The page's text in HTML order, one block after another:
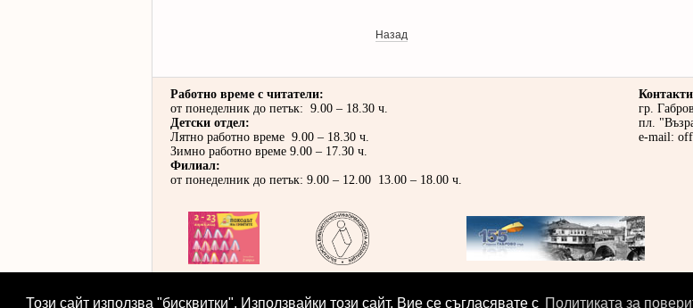
Този сайт използва "бисквитки". Използвайки този сайт, Вие се съгласявате с Политиката за
Назад
Работно време с читатели:
от понеделник до петък: 9.00 – 18.30 ч.
Детски отдел:
Лятно работно време 9.00 – 18.30 ч.
Зимно работно време 9.00 – 17.30 ч.
Филиал:
от понеделник до петък: 9.00 – 12.00 13.00 – 18.00 ч.
гр.
пл.
e-mail: